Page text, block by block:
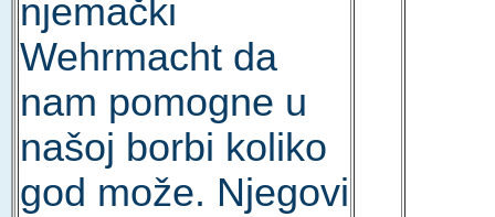
njemački
Wehrmacht da
nam pomogne u
našoj borbi koliko
god može. Njegovi